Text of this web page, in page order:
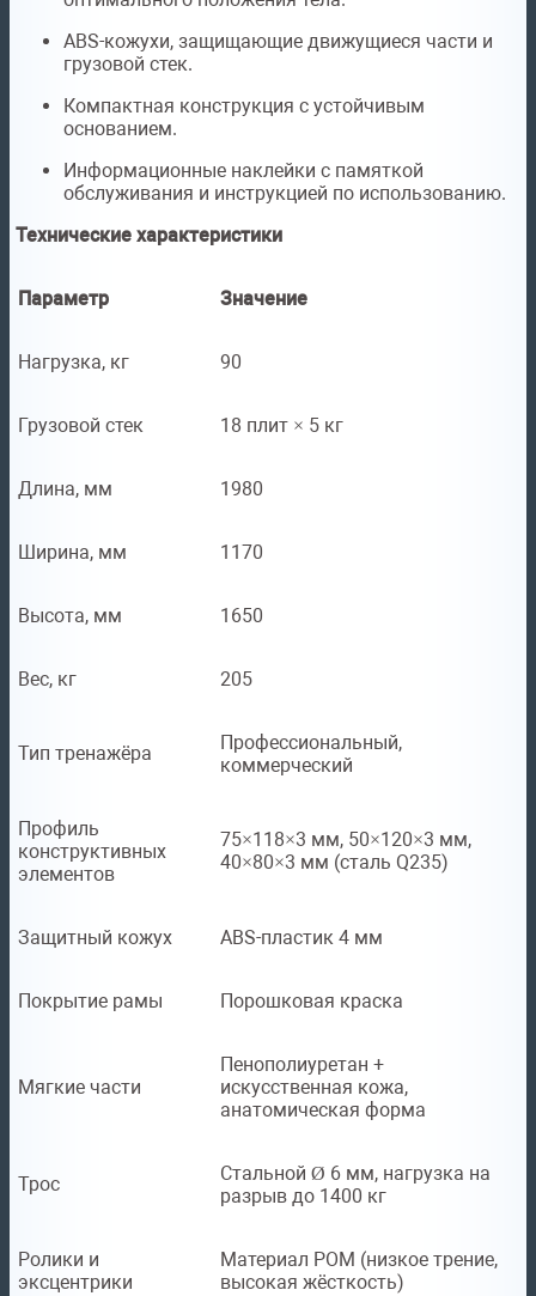
ABS-кожухи, защищающие движущиеся части и
грузовой стек.
Компактная конструкция с устойчивым
основанием.
Информационные наклейки с памяткой
обслуживания и инструкцией по использованию.
Технические характеристики
Параметр Значение
Нагрузка, кг 90
Грузовой стек 18 плит × 5 кг
Длина, мм 1980
Ширина, мм 1170
Высота, мм 1650
Вес, кг 205
Тип тренажёра
Профессиональный,
коммерческий
Профиль
конструктивных
элементов
75×118×3 мм, 50×120×3 мм,
40×80×3 мм (сталь Q235)
Защитный кожух ABS-пластик 4 мм
Покрытие рамы Порошковая краска
Мягкие части
Пенополиуретан +
искусственная кожа,
анатомическая форма
Трос
Стальной Ø 6 мм, нагрузка на
разрыв до 1400 кг
Ролики и
эксцентрики
Материал POM (низкое трение,
высокая жёсткость)